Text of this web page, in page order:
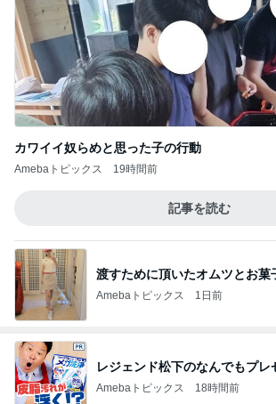
カワイイ奴らめと思った子の行動
Amebaトピックス 19時間前
記事を読む
渡すために頂いたオムツとお菓
Amebaトピックス 1日前
レジェンド松下のなんでもプレ
Amebaトピックス 18時間前